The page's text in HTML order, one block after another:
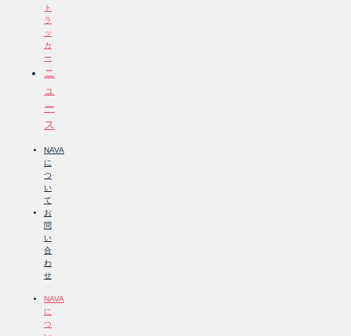
ト
ラ
ッ
カ
ー
ニ
ュ
ー
ス
NAVA
に
つ
い
て
お
問
い
合
わ
せ
NAVA
に
つ